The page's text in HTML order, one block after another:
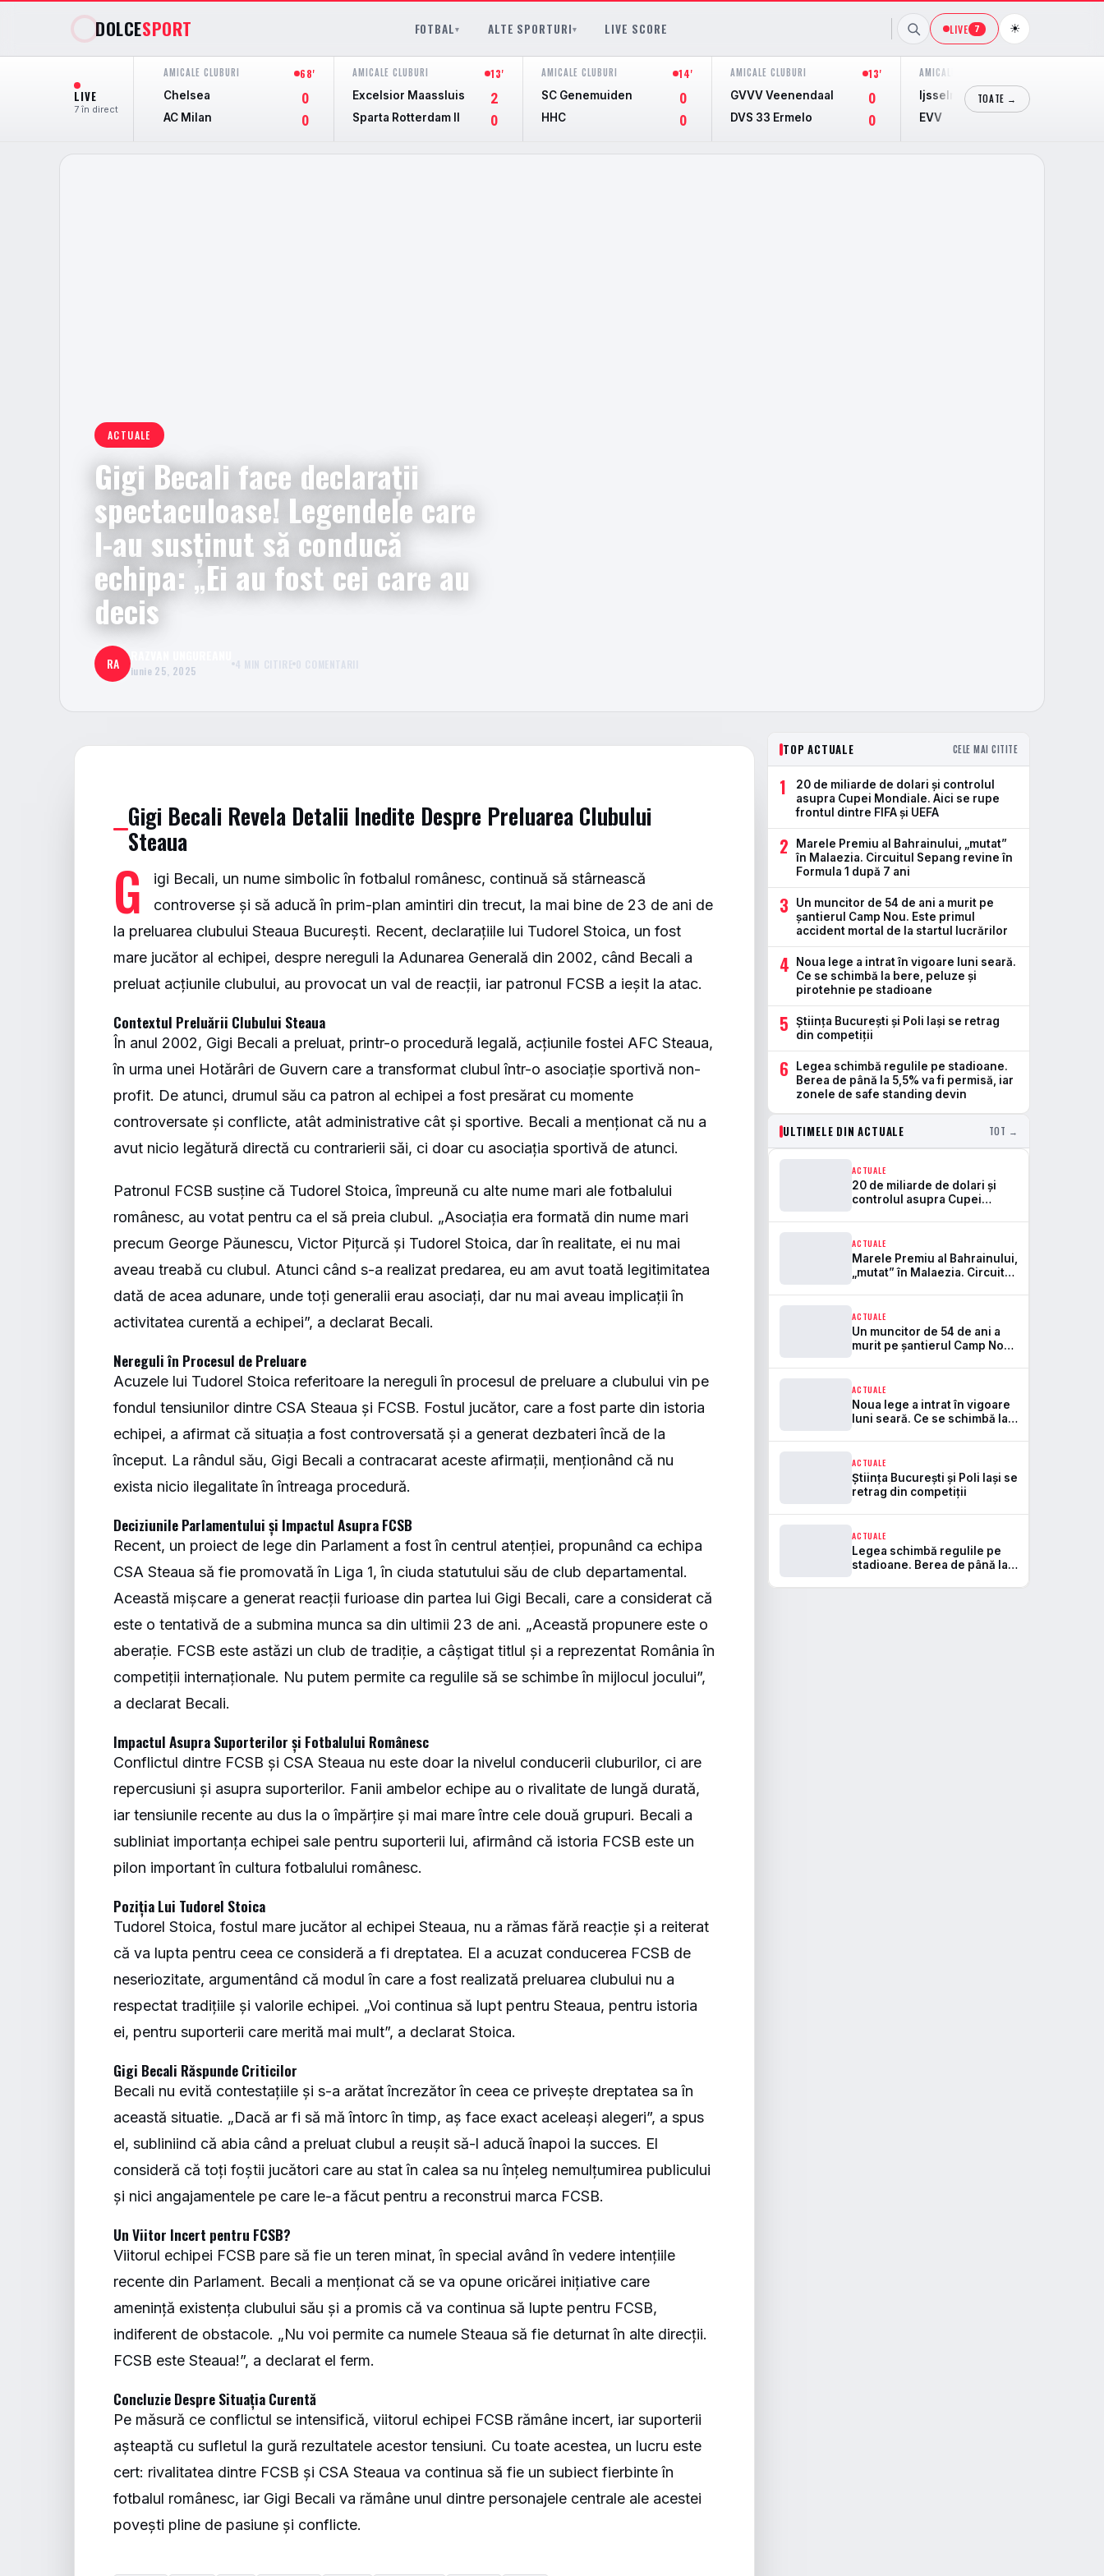
DOLCESPORT FOTBAL▾ ALTE SPORTURI▾ LIVE SCORE LIVE 7 ☀
LIVE
7 în direct
AMICALE CLUBURI 68'
Chelsea 0
AC Milan 0
AMICALE CLUBURI 13'
Excelsior Maassluis 2
Sparta Rotterdam II 0
AMICALE CLUBURI 14'
SC Genemuiden 0
HHC 0
AMICALE CLUBURI 13'
GVVV Veenendaal 0
DVS 33 Ermelo 0
AMICALE CLUBURI
Ijsselmeervogels
EVV
TOATE →
ACTUALE
Gigi Becali face declarații
spectaculoase! Legendele care
l-au susținut să conducă
echipa: „Ei au fost cei care au
decis
RA iunie 25, 2025 4 MIN CITIRE 0 COMENTARII
Gigi Becali Revela Detalii Inedite Despre Preluarea Clubului
Steaua
G
igi Becali, un nume simbolic în fotbalul românesc, continuă să stârnească
controverse și să aducă în prim-plan amintiri din trecut, la mai bine de 23 de ani de
la preluarea clubului Steaua București. Recent, declarațiile lui Tudorel Stoica, un fost
mare jucător al echipei, despre nereguli la Adunarea Generală din 2002, când Becali a
preluat acțiunile clubului, au provocat un val de reacții, iar patronul FCSB a ieșit la atac.
Contextul Preluării Clubului Steaua
În anul 2002, Gigi Becali a preluat, printr-o procedură legală, acțiunile fostei AFC Steaua,
în urma unei Hotărâri de Guvern care a transformat clubul într-o asociație sportivă non-
profit. De atunci, drumul său ca patron al echipei a fost presărat cu momente
controversate și conflicte, atât administrative cât și sportive. Becali a menționat că nu a
avut nicio legătură directă cu contrarierii săi, ci doar cu asociația sportivă de atunci.
Patronul FCSB susține că Tudorel Stoica, împreună cu alte nume mari ale fotbalului
românesc, au votat pentru ca el să preia clubul. „Asociația era formată din nume mari
precum George Păunescu, Victor Pițurcă și Tudorel Stoica, dar în realitate, ei nu mai
aveau treabă cu clubul. Atunci când s-a realizat predarea, eu am avut toată legitimitatea
dată de acea adunare, unde toți generalii erau asociați, dar nu mai aveau implicații în
activitatea curentă a echipei”, a declarat Becali.
Nereguli în Procesul de Preluare
Acuzele lui Tudorel Stoica referitoare la nereguli în procesul de preluare a clubului vin pe
fondul tensiunilor dintre CSA Steaua și FCSB. Fostul jucător, care a fost parte din istoria
echipei, a afirmat că situația a fost controversată și a generat dezbateri încă de la
început. La rândul său, Gigi Becali a contracarat aceste afirmații, menționând că nu
exista nicio ilegalitate în întreaga procedură.
Deciziunile Parlamentului și Impactul Asupra FCSB
Recent, un proiect de lege din Parlament a fost în centrul atenției, propunând ca echipa
CSA Steaua să fie promovată în Liga 1, în ciuda statutului său de club departamental.
Această mișcare a generat reacții furioase din partea lui Gigi Becali, care a considerat că
este o tentativă de a submina munca sa din ultimii 23 de ani. „Această propunere este o
aberație. FCSB este astăzi un club de tradiție, a câștigat titlul și a reprezentat România în
competiții internaționale. Nu putem permite ca regulile să se schimbe în mijlocul jocului”,
a declarat Becali.
Impactul Asupra Suporterilor și Fotbalului Românesc
Conflictul dintre FCSB și CSA Steaua nu este doar la nivelul conducerii cluburilor, ci are
repercusiuni și asupra suporterilor. Fanii ambelor echipe au o rivalitate de lungă durată,
iar tensiunile recente au dus la o împărțire și mai mare între cele două grupuri. Becali a
subliniat importanța echipei sale pentru suporterii lui, afirmând că istoria FCSB este un
pilon important în cultura fotbalului românesc.
Poziția Lui Tudorel Stoica
Tudorel Stoica, fostul mare jucător al echipei Steaua, nu a rămas fără reacție și a reiterat
că va lupta pentru ceea ce consideră a fi dreptatea. El a acuzat conducerea FCSB de
neseriozitate, argumentând că modul în care a fost realizată preluarea clubului nu a
respectat tradițiile și valorile echipei. „Voi continua să lupt pentru Steaua, pentru istoria
ei, pentru suporterii care merită mai mult”, a declarat Stoica.
Gigi Becali Răspunde Criticilor
Becali nu evită contestațiile și s-a arătat încrezător în ceea ce privește dreptatea sa în
această situatie. „Dacă ar fi să mă întorc în timp, aș face exact aceleași alegeri”, a spus
el, subliniind că abia când a preluat clubul a reușit să-l aducă înapoi la succes. El
consideră că toți foștii jucători care au stat în calea sa nu înțeleg nemulțumirea publicului
și nici angajamentele pe care le-a făcut pentru a reconstrui marca FCSB.
Un Viitor Incert pentru FCSB?
Viitorul echipei FCSB pare să fie un teren minat, în special având în vedere intențiile
recente din Parlament. Becali a menționat că se va opune oricărei inițiative care
amenință existența clubului său și a promis că va continua să lupte pentru FCSB,
indiferent de obstacole. „Nu voi permite ca numele Steaua să fie deturnat în alte direcții.
FCSB este Steaua!”, a declarat el ferm.
Concluzie Despre Situația Curentă
Pe măsură ce conflictul se intensifică, viitorul echipei FCSB rămâne incert, iar suporterii
așteaptă cu sufletul la gură rezultatele acestor tensiuni. Cu toate acestea, un lucru este
cert: rivalitatea dintre FCSB și CSA Steaua va continua să fie un subiect fierbinte în
fotbalul românesc, iar Gigi Becali va rămâne unul dintre personajele centrale ale acestei
povești pline de pasiune și conflicte.
TOP ACTUALE CELE MAI CITITE
1
20 de miliarde de dolari și controlul
asupra Cupei Mondiale. Aici se rupe
frontul dintre FIFA și UEFA
2
Marele Premiu al Bahrainului, „mutat”
în Malaezia. Circuitul Sepang revine în
Formula 1 după 7 ani
3
Un muncitor de 54 de ani a murit pe
șantierul Camp Nou. Este primul
accident mortal de la startul lucrărilor
4
Noua lege a intrat în vigoare luni seară.
Ce se schimbă la bere, peluze și
pirotehnie pe stadioane
5
Știința București și Poli Iași se retrag
din competiții
6
Legea schimbă regulile pe stadioane.
Berea de până la 5,5% va fi permisă, iar
zonele de safe standing devin
ULTIMELE DIN ACTUALE TOT →
ACTUALE
20 de miliarde de dolari și
controlul asupra Cupei
frontul dintre FIFA și UEFA
ACTUALE
Marele Premiu al Bahrainului,
„mutat” în Malaezia. Circuitul
după 7 ani
ACTUALE
Un muncitor de 54 de ani a
murit pe șantierul Camp Nou.
de la startul lucrărilor
ACTUALE
Noua lege a intrat în vigoare
luni seară. Ce se schimbă la
stadioane
ACTUALE
Știința București și Poli Iași se
retrag din competiții
ACTUALE
Legea schimbă regulile pe
stadioane. Berea de până la